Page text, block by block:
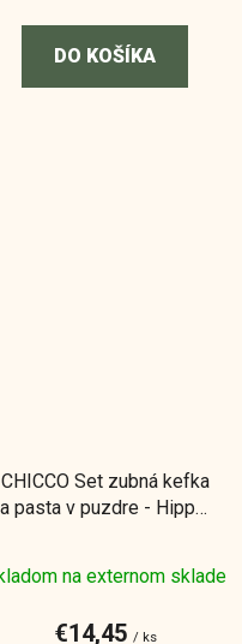
DO KOŠÍKA
CHICCO Set zubná kefka
a pasta v puzdre - Hippo,
na externom sklade
€14,45 / ks